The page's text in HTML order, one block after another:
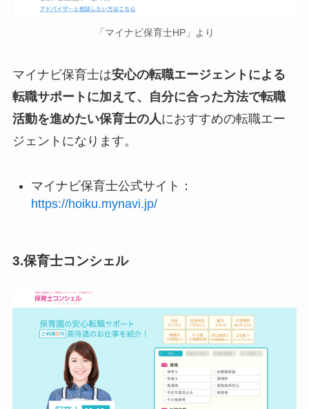
「マイナビ保育士HP」より
マイナビ保育士は安心の転職エージェントによる
転職サポートに加えて、自分に合った方法で転職
活動を進めたい保育士の人におすすめの転職エー
ジェントになります。
マイナビ保育士公式サイト：
https://hoiku.mynavi.jp/
3.保育士コンシェル